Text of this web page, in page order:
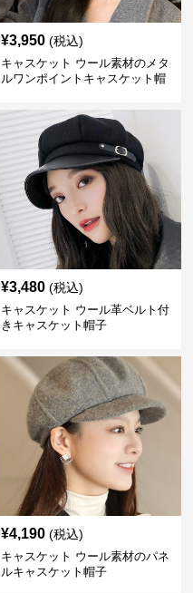
¥3,950 (税込)
キャスケット ウール素材のメタ
ルワンポイントキャスケット帽
¥3,480 (税込)
キャスケット ウール革ベルト付
きキャスケット帽子
¥4,190 (税込)
キャスケット ウール素材のパネ
ルキャスケット帽子